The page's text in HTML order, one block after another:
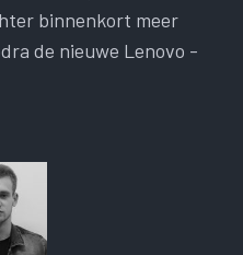
binnenkort meer
de nieuwe Lenovo -